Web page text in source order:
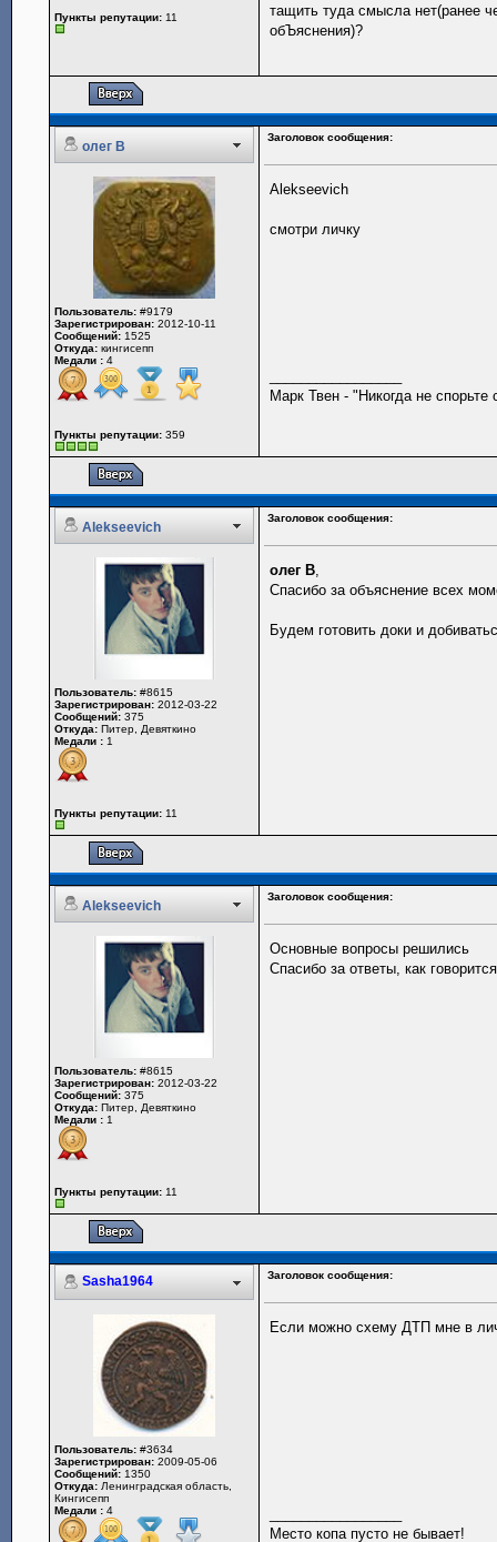
Пункты репутации: 11
тащить туда смысла нет(ранее
обЪяснения)?
олег В
Заголовок сообщения:
Пользователь: #9179
Зарегистрирован: 2012-10-11
Сообщений: 1525
Откуда: кингисепп
Медали : 4
Пункты репутации: 359
Alekseevich
смотри личку
Марк Твен - "Никогда не
Alekseevich
Заголовок сообщения:
Пользователь: #8615
Зарегистрирован: 2012-03-22
Сообщений: 375
Откуда: Питер, Девяткино
Медали : 1
Пункты репутации: 11
олег В,
Спасибо за объяснение всех
Будем готовить доки и
Alekseevich
Заголовок сообщения:
Пользователь: #8615
Зарегистрирован: 2012-03-22
Сообщений: 375
Откуда: Питер, Девяткино
Медали : 1
Пункты репутации: 11
Основные вопросы решились
Спасибо за ответы, как
Sasha1964 Заголовок сообщения:
Пользователь: #3634
Зарегистрирован: 2009-05-06
Сообщений: 1350
Откуда: Ленинградская область,
Кингисепп
Медали : 4
Если можно схему ДТП мне в
Место копа пусто не бывает!